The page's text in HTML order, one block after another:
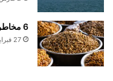
6 مخاطر يسببها تناول الحلبة بكثرة لا تتوقعها
27 فبراير، 2026